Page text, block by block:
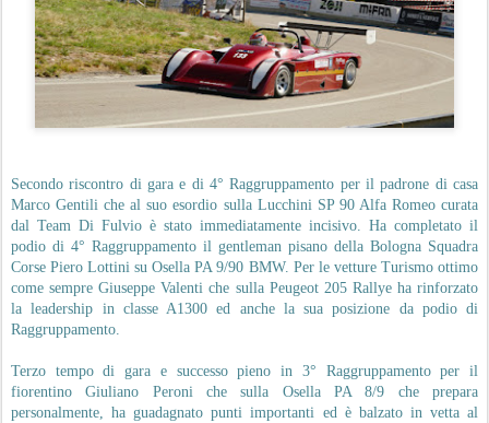
Secondo riscontro di gara e di 4° Raggruppamento per il padrone di casa
Marco Gentili che al suo esordio sulla Lucchini SP 90 Alfa Romeo curata
dal Team Di Fulvio è stato immediatamente incisivo. Ha completato il
podio di 4° Raggruppamento il gentleman pisano della Bologna Squadra
Corse Piero Lottini su Osella PA 9/90 BMW. Per le vetture Turismo ottimo
come sempre Giuseppe Valenti che sulla Peugeot 205 Rallye ha rinforzato
la leadership in classe A1300 ed anche la sua posizione da podio di
Raggruppamento.
Terzo tempo di gara e successo pieno in 3° Raggruppamento per il
fiorentino Giuliano Peroni che sulla Osella PA 8/9 che prepara
personalmente, ha guadagnato punti importanti ed è balzato in vetta al